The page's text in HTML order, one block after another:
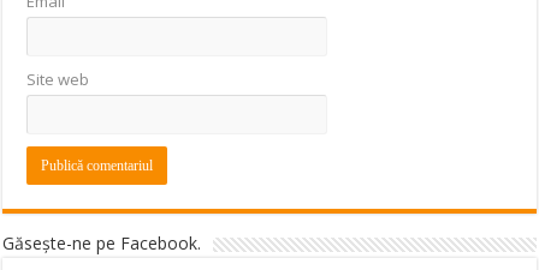
Site web
Găseşte-ne pe Facebook.